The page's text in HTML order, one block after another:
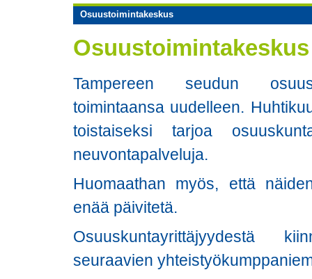
Osuustoimintakeskus
Tampereen seudun
toimintaansa uudelleen.
toistaiseksi tarjoa
neuvontapalveluja.
Huomaathan myös, että
enää päivitetä.
Osuuskuntayrittäjyydestä
seuraavien